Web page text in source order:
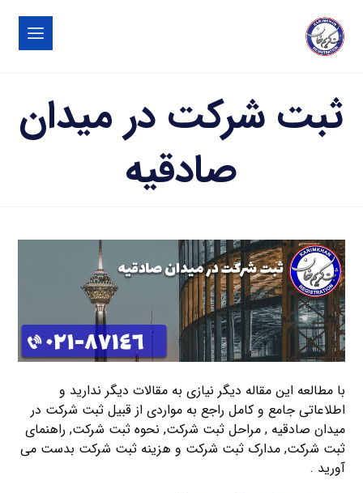
ثبت شرکت در میدان
صادقیه
با مطالعه این مقاله دیگر نیازی به مقالات دیگر ندارید و
اطلاعاتی جامع و کامل راجع به مواردی از قبیل ثبت شرکت در
میدان صادقیه , مراحل ثبت شرکت, نحوه ثبت شرکت, راهنمای
ثبت شرکت, مدارک ثبت شرکت و هزینه ثبت شرکت بدست می
آورید .